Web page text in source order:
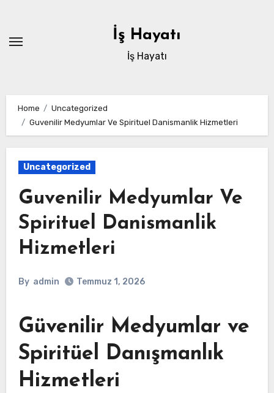
content
İş Hayatı
İş Hayatı
Home
Uncategorized
Guvenilir Medyumlar Ve Spirituel Danismanlik Hizmetleri
Uncategorized
Guvenilir Medyumlar Ve
Spirituel Danismanlik
Hizmetleri
By admin Temmuz 1, 2026
Güvenilir Medyumlar ve
Spiritüel Danışmanlık
Hizmetleri